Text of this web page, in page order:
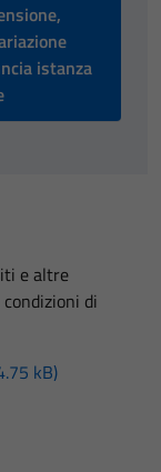
istanza
e altre
di
kB)